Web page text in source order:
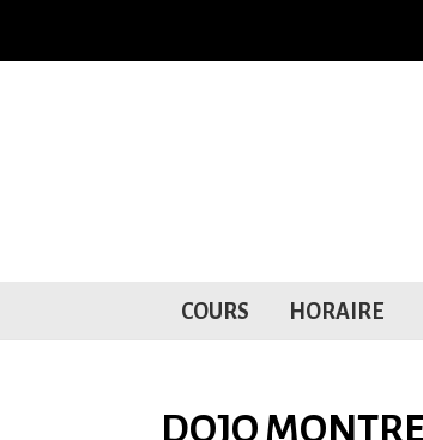
COURS HORAIRE
DOJO